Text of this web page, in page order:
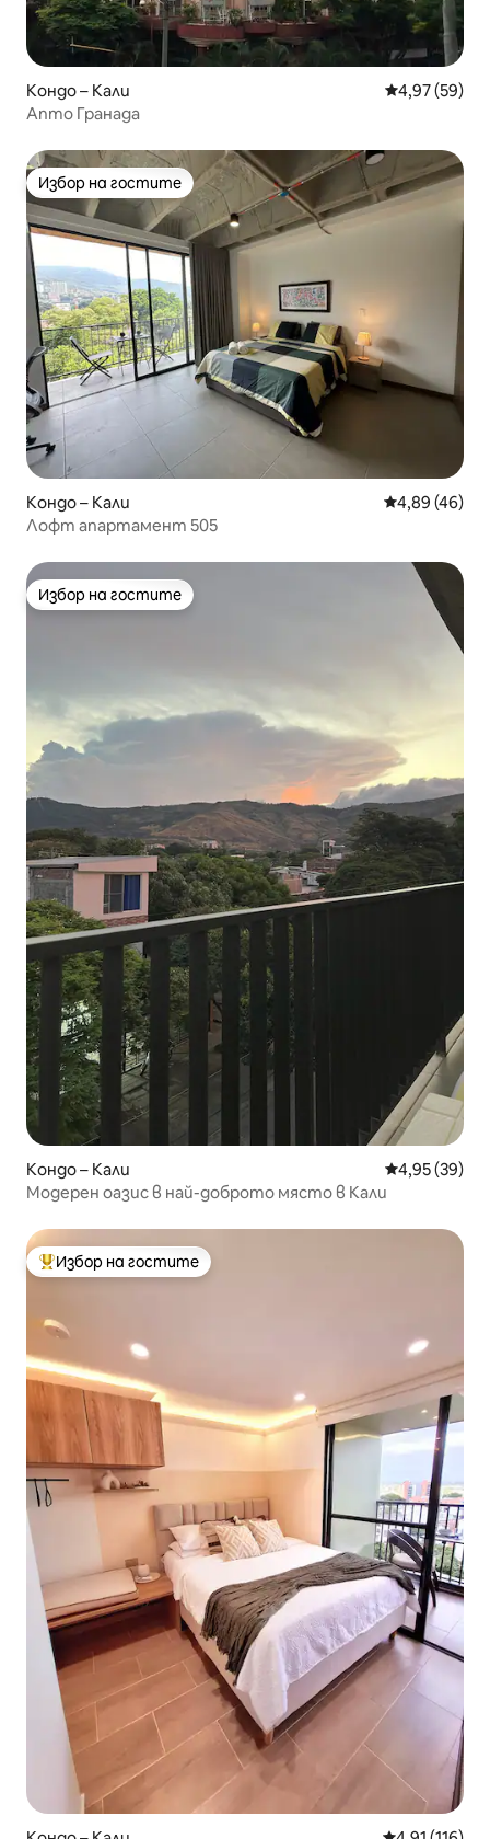
Кондо – Кали Средна
4,97 (59)
Апто Гранада
Избор на гостите
Избор на гостите
Кондо – Кали Средна
4,89 (46)
Лофт апартамент 505
Избор на гостите
Избор на гостите
Кондо – Кали Средна
4,95 (39)
Модерен оазис в най-доброто място в Кали
Най-популярен избор на гостите
Избор на гостите